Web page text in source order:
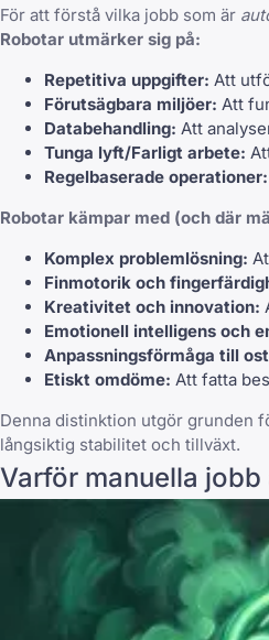
För att förstå vilka jobb som är
Robotar utmärker sig på:
Repetitiva uppgifter: Att
Förutsägbara miljöer: Att
Databehandling: Att
Tunga lyft/Farligt arbete:
Regelbaserade operationer:
Robotar kämpar med (och där
Komplex problemlösning:
Finmotorik och
Kreativitet och innovation:
Emotionell intelligens och
Anpassningsförmåga till
Etiskt omdöme: Att fatta
Denna distinktion utgör grunden
långsiktig stabilitet och tillväxt.
Varför manuella